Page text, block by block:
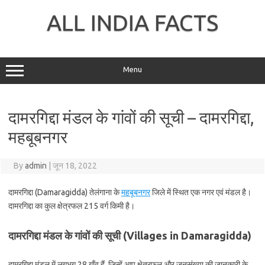
ALL INDIA FACTS
Menu
दामरगिद्दा मंडल के गांवों की सूची – दामरगिद्दा,
महबूबनगर
Byadmin जून 18, 2022
दामरगिद्दा (Damaragidda) तेलंगाना केमहबूबनगरजिले में स्थित एक नगर एवं मंडल है।
दामरगिद्दा का कुल क्षेत्रफल 215 वर्ग किमी है।
दामरगिद्दा मंडल के गांवों की सूची (Villages in Damaragidda)